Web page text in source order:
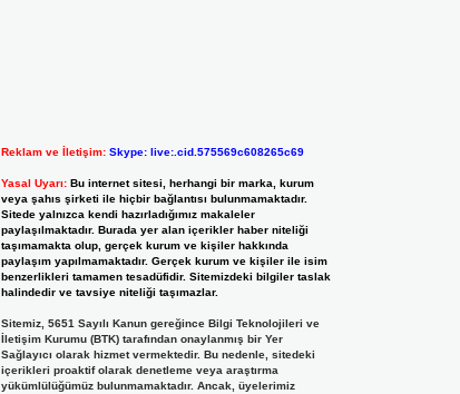
Reklam ve İletişim: Skype: live:.cid.575569c608265c69
Yasal Uyarı: Bu internet sitesi, herhangi bir marka, kurum
veya şahıs şirketi ile hiçbir bağlantısı bulunmamaktadır.
Sitede yalnızca kendi hazırladığımız makaleler
paylaşılmaktadır. Burada yer alan içerikler haber niteliği
taşımamakta olup, gerçek kurum ve kişiler hakkında
paylaşım yapılmamaktadır. Gerçek kurum ve kişiler ile isim
benzerlikleri tamamen tesadüfidir. Sitemizdeki bilgiler taslak
halindedir ve tavsiye niteliği taşımazlar.
Sitemiz, 5651 Sayılı Kanun gereğince Bilgi Teknolojileri ve
İletişim Kurumu (BTK) tarafından onaylanmış bir Yer
Sağlayıcı olarak hizmet vermektedir. Bu nedenle, sitedeki
içerikleri proaktif olarak denetleme veya araştırma
yükümlülüğümüz bulunmamaktadır. Ancak, üyelerimiz